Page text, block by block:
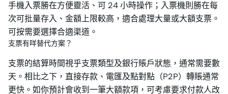
手機入票勝在方便靈活、可 24 小時操作；入票機則勝在每
次可批量存入、金額上限較高，適合處理大量或大額支票。
可按需要選擇合適渠道。
支票有咩替代方案？
支票的結算時間視乎支票類型及銀行賬戶狀態，通常需要數
天。相比之下，直接存款、電匯及點對點（P2P）轉賬通常
更快。如你預計會收到一筆大額款項，可考慮要求付款人改